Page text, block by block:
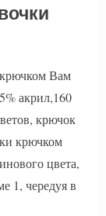
крючком Вам
акрил,160
крючок
крючком
цвета,
1, чередуя в